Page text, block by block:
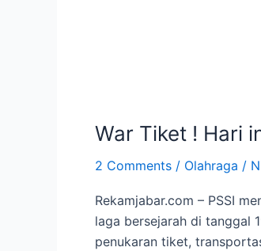
War Tiket ! Hari
2 Comments / Olahraga /
Rekamjabar.com – PSSI
laga bersejarah di tanggal
penukaran tiket,
!
ini
Link
Tiket
Indonesia